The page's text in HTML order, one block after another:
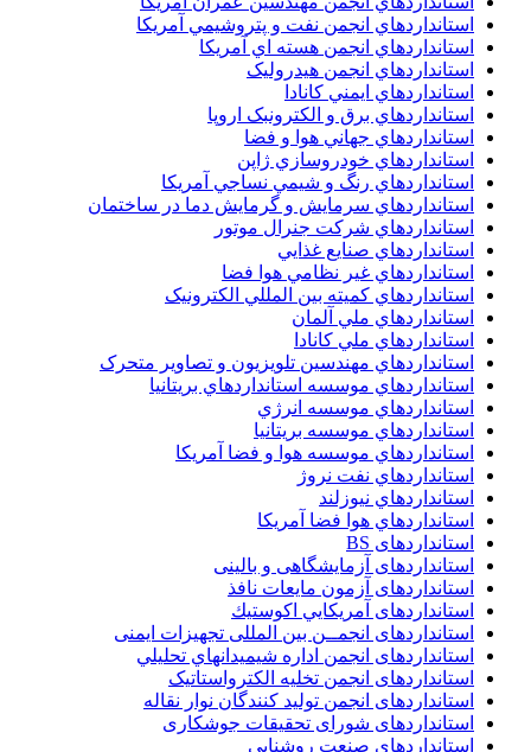
استانداردهاي انجمن نفت و پتروشيمي آمريکا
استانداردهاي انجمن هسته اي آمريکا
استانداردهاي انجمن هيدروليک
استانداردهاي ايمني کانادا
استانداردهاي برق و الکترونبک اروپا
استانداردهاي جهاني هوا و فضا
استانداردهاي خودروسازي ژاپن
استانداردهاي رنگ و شيمي نساجي آمريکا
استانداردهاي سرمايش و گرمايش دما در ساختمان
استانداردهاي شرکت جنرال موتور
استانداردهاي صنايع غذايي
استانداردهاي غير نظامي هوا فضا
استانداردهاي کميته بين المللي الکترونيک
استانداردهاي ملي آلمان
استانداردهاي ملي کانادا
استانداردهاي مهندسين تلويزيون و تصاوير متحرک
استانداردهاي موسسه استانداردهاي بريتانيا
استانداردهاي موسسه انرژي
استانداردهاي موسسه بريتانيا
استانداردهاي موسسه هوا و فضا آمريکا
استانداردهاي نفت نروژ
استانداردهاي نيوزلند
استانداردهاي هوا فضا آمريکا
استانداردهای BS
استانداردهای آزمایشگاهی و بالینی
استانداردهای آزمون مایعات نافذ
استانداردهای آمريكايي اكوستيك
استانداردهای انجمــن بين المللى تجهيزات ايمنى
استانداردهای انجمن اداره شيميدانهاي تحليلي
استانداردهای انجمن تخليه الکترواستاتيک
استانداردهای انجمن توليد کنندگان نوار نقاله
استانداردهای شورای تحقیقات جوشکاری
استانداردهای صنعت روشنایی